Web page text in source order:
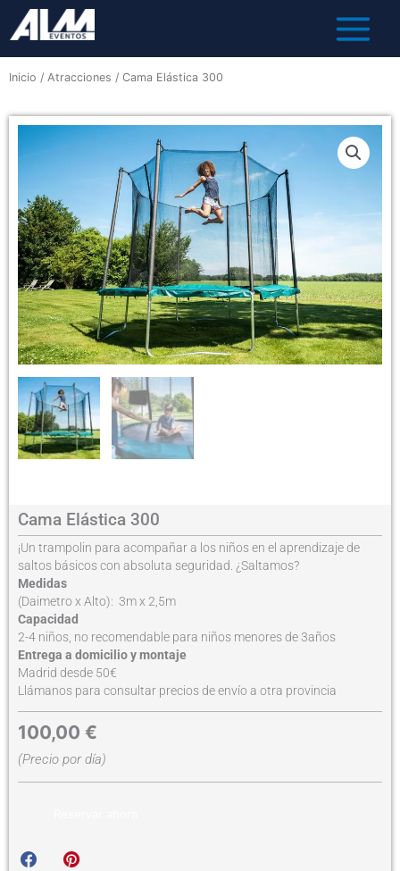
Inicio / Atracciones / Cama Elástica 300
Cama Elástica 300
¡Un trampolin para acompañar a los niños en el aprendizaje de
saltos básicos con absoluta seguridad. ¿Saltamos?
Medidas
(Daimetro x Alto): 3m x 2,5m
Capacidad
2-4 niños, no recomendable para niños menores de 3años
Entrega a domicilio y montaje
Madrid desde 50€
Llámanos para consultar precios de envío a otra provincia
(Precio por día)
100,00 €
h
h